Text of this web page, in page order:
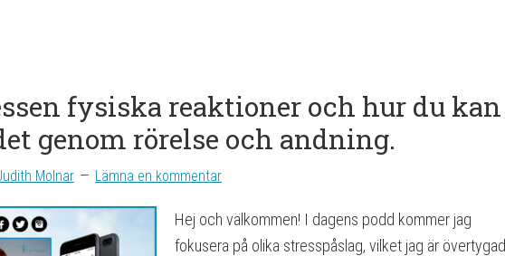
fysiska reaktioner och hur du kan
genom rörelse och andning.
Molnar Lämna en kommentar
Hej och välkommen! I dagens podd kommer jag
fokusera på olika stresspåslag, vilket jag är övertygad